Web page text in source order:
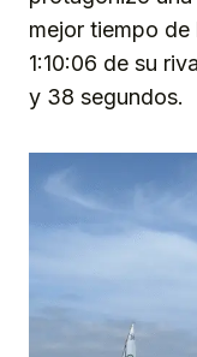
mejor tiempo de
1:10:06 de su
y 38 segundos.